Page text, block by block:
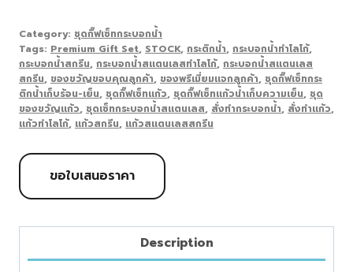
Category: ชุดกิ๊ฟเซ็ทกระบอกน้ำ
Tags: Premium Gift Set, STOCK, กระติกน้ำ, กระบอกน้ำทำโลโก้,
กระบอกน้ำสกรีน, กระบอกน้ำสแตนเลสทำโลโก้, กระบอกน้ำสแตนเลส
สกรีน, ของขวัญขอบคุณลูกค้า, ของพรีเมี่ยมแจกลูกค้า, ชุดกิ๊ฟเซ็ทกระ
ติกน้ำเก็บร้อน-เย็น, ชุดกิ๊ฟเซ็ทแก้ว, ชุดกิ๊ฟเซ็ทแก้วน้ำเก็บความเย็น, ชุด
ของขวัญแก้ว, ชุดเซ็ทกระบอกน้ำสแตนเลส, สั่งทำกระบอกน้ำ, สั่งทำแก้ว,
แก้วทำโลโก้, แก้วสกรีน, แก้วสแตนเลสสกรีน
ขอใบเสนอราคา
Description